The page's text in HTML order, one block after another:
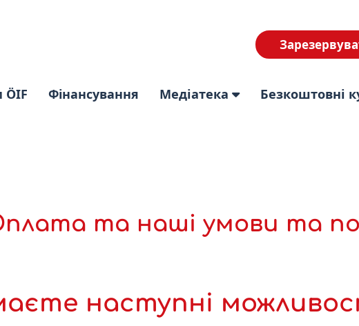
ÖIF Фінансування Медіатека Безкоштовні
та наші умови та
наступні